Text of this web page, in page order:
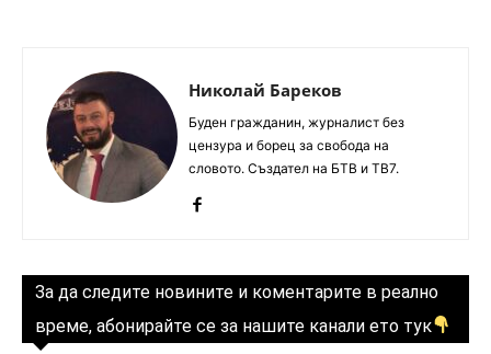
Николай Бареков
Буден гражданин, журналист без
цензура и борец за свобода на
словото. Създател на БТВ и ТВ7.
За да следите новините и коментарите в реално
време, абонирайте се за нашите канали ето тук